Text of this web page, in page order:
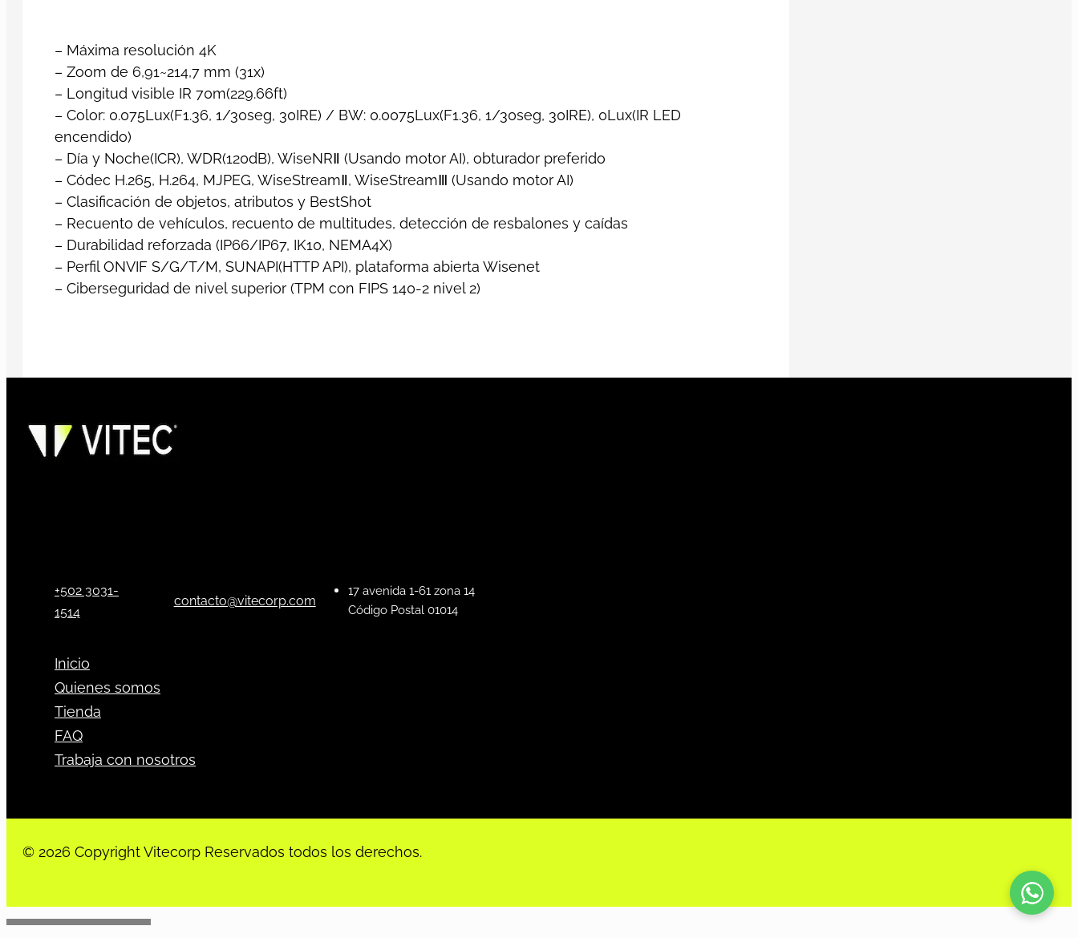
– Máxima resolución 4K
– Zoom de 6,91~214,7 mm (31x)
– Longitud visible IR 70m(229.66ft)
– Color: 0.075Lux(F1.36, 1/30seg, 30IRE) / BW: 0.0075Lux(F1.36, 1/30seg, 30IRE), 0Lux(IR LED
encendido)
– Día y Noche(ICR), WDR(120dB), WiseNRⅡ (Usando motor AI), obturador preferido
– Códec H.265, H.264, MJPEG, WiseStreamⅡ, WiseStreamⅢ (Usando motor AI)
– Clasificación de objetos, atributos y BestShot
– Recuento de vehículos, recuento de multitudes, detección de resbalones y caídas
– Durabilidad reforzada (IP66/IP67, IK10, NEMA4X)
– Perfil ONVIF S/G/T/M, SUNAPI(HTTP API), plataforma abierta Wisenet
– Ciberseguridad de nivel superior (TPM con FIPS 140-2 nivel 2)
+502 3031-
1514
contacto@vitecorp.com
17 avenida 1-61 zona 14
Código Postal 01014
Inicio
Quienes somos
Tienda
FAQ
Trabaja con nosotros
© 2026 Copyright Vitecorp Reservados todos los derechos.